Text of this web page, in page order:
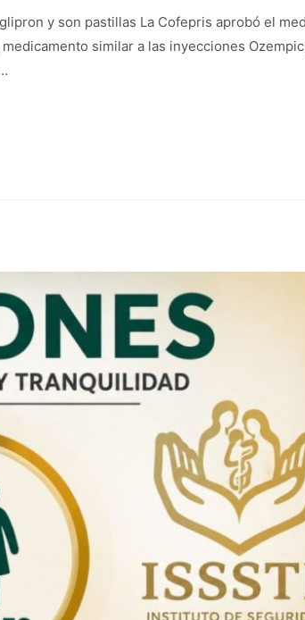
y son pastillas La Cofepris aprobó el
similar a las inyecciones